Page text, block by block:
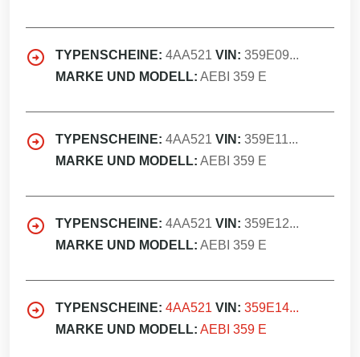
TYPENSCHEINE: 4AA521 VIN: 359E09...
MARKE UND MODELL: AEBI 359 E
TYPENSCHEINE: 4AA521 VIN: 359E11...
MARKE UND MODELL: AEBI 359 E
TYPENSCHEINE: 4AA521 VIN: 359E12...
MARKE UND MODELL: AEBI 359 E
TYPENSCHEINE: 4AA521 VIN: 359E14...
MARKE UND MODELL: AEBI 359 E